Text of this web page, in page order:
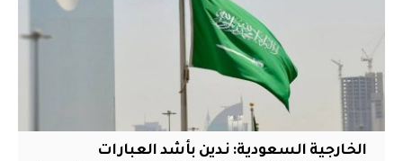
‏الخارجية السعودية: ندين بأشد العبارات